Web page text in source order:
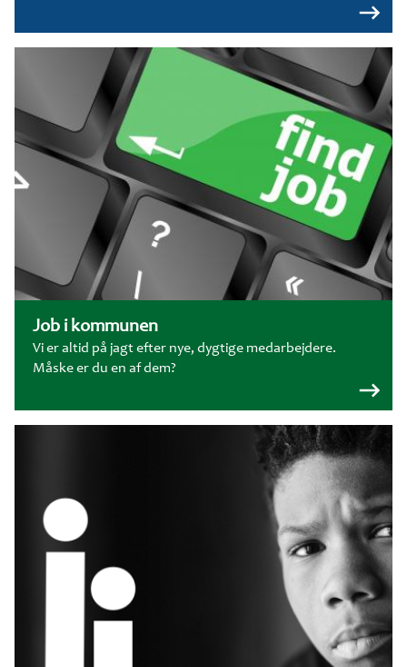
Job i kommunen
Vi er altid på jagt efter nye, dygtige medarbejdere.
Måske er du en af dem?